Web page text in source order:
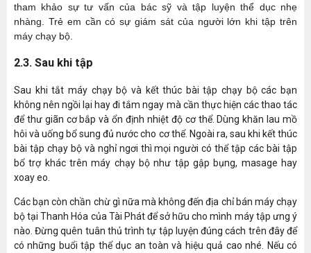
tham khảo sự tư vấn của bác sỹ và tập luyện thể dục nhẹ
nhàng. Trẻ em cần có sự giám sát của người lớn khi tập trên
máy chạy bộ.
2.3. Sau khi tập
Sau khi tắt máy chạy bộ và kết thúc bài tập chạy bộ các bạn
không nên ngồi lại hay đi tắm ngay mà cần thực hiện các thao tác
để thư giãn cơ bắp và ổn định nhiệt độ cơ thể. Dùng khăn lau mồ
hôi và uống bổ sung đủ nước cho cơ thể. Ngoài ra, sau khi kết thúc
bài tập chạy bộ và nghỉ ngơi thì mọi người có thể tập các bài tập
bổ trợ khác trên máy chạy bộ như tập gập bụng, masage hay
xoay eo.
Các bạn còn chần chừ gì nữa mà không đến địa chỉ bán máy chạy
bộ tại Thanh Hóa của Tài Phát để sở hữu cho mình máy tập ưng ý
nào. Đừng quên tuân thủ trình tự tập luyện đúng cách trên đây để
có những buổi tập thể dục an toàn và hiệu quả cao nhé. Nếu có